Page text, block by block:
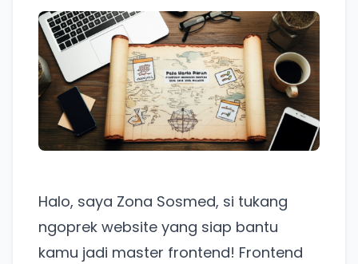
Halo, saya Zona Sosmed, si tukang
ngoprek website yang siap bantu
kamu jadi master frontend! Frontend